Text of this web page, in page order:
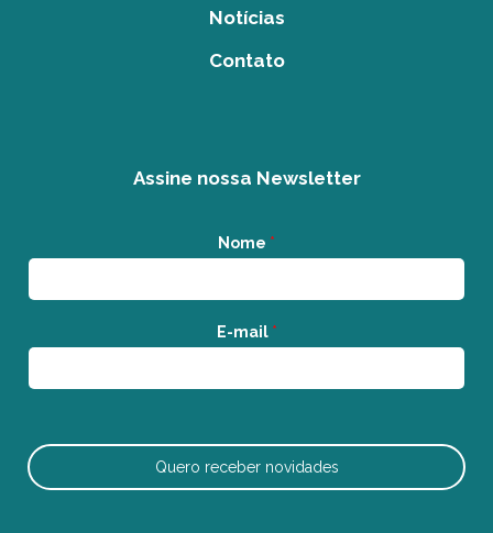
Notícias
Contato
Assine nossa Newsletter
Nome *
E-mail *
Quero receber novidades